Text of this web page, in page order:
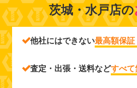
茨城・水戸店の
他社にはできない最高額保証
査定・出張・送料などすべて